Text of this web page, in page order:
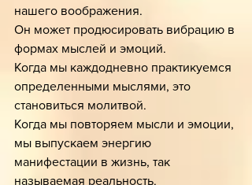
нашего воображения.
Он может продюсировать вибрацию в
формах мыслей и эмоций.
Когда мы каждодневно практикуемся
определенными мыслями, это
становиться молитвой.
Когда мы повторяем мысли и эмоции,
мы выпускаем энергию
манифестации в жизнь, так
называемая реальность.